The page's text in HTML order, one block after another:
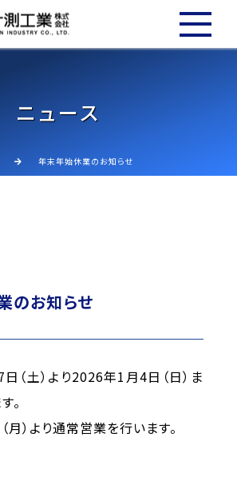
ニュース
年末年始休業のお知らせ
のお知らせ
（土）より2026年1月4日（日）ま
。
）より通常営業を行います。